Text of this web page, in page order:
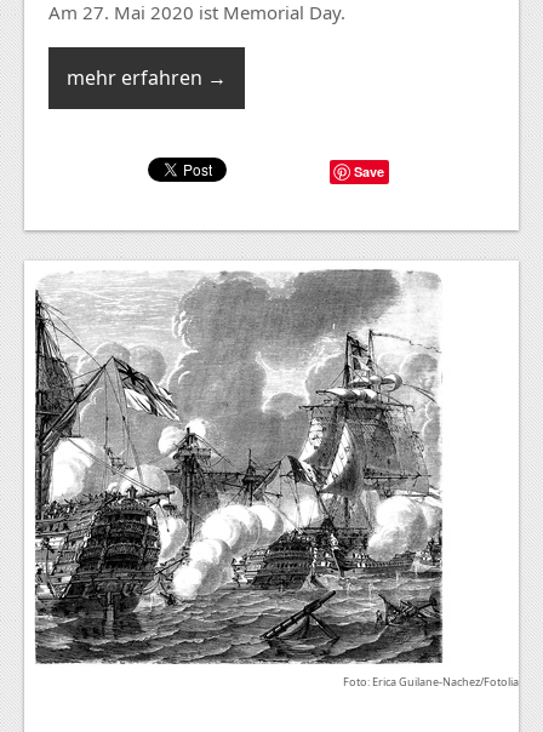
Am 27. Mai 2020 ist Memorial Day.
mehr erfahren →
Save
Foto: Erica Guilane-Nachez/Fotolia